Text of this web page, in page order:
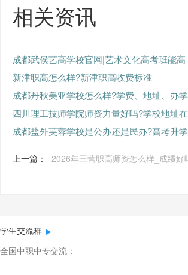
相关资讯
成都武侯艺高学校官网|艺术文化高考班能高
新津职高怎么样?新津职高收费标准
成都丹秋美亚学校怎么样?学费、地址、办学
四川理工技师学院师资力量好吗?学校地址在
成都盐外芙蓉学校是公办还是民办?高考升学
上一篇： 2026年三营职高师资怎么样_成绩好
学生交流群
全国中职中专交流：